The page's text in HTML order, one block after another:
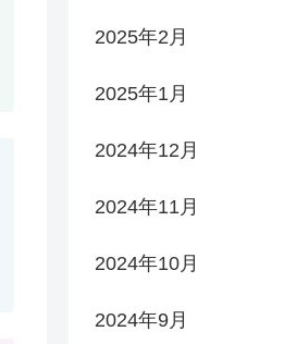
2025年2月
2025年1月
2024年12月
2024年11月
2024年10月
2024年9月